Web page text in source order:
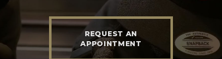
REQUEST AN
APPOINTMENT